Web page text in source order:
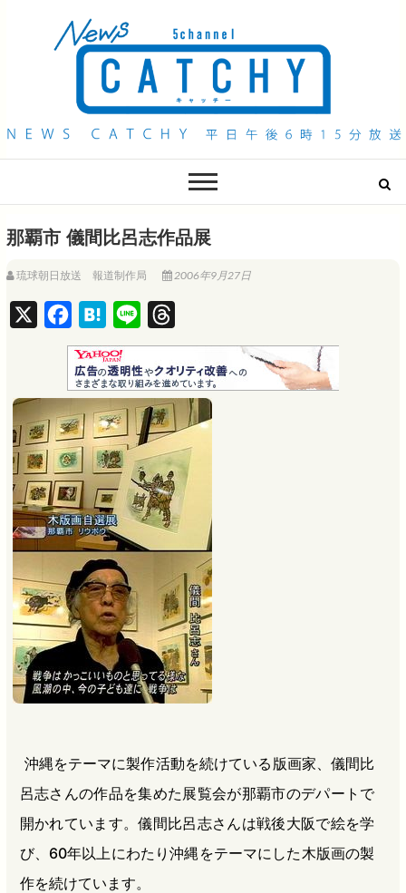
QAB NEWS Headline
那覇市 儀間比呂志作品展
琉球朝日放送 報道制作局 2006年9月27日
a
c
e
b
o
o
k
H
a
t
e
n
a
i
n
e
h
r
e
a
d
s
沖縄をテーマに製作活動を続けている版画家、儀間比
呂志さんの作品を集めた展覧会が那覇市のデパートで
開かれています。儀間比呂志さんは戦後大阪で絵を学
び、60年以上にわたり沖縄をテーマにした木版画の製
作を続けています。